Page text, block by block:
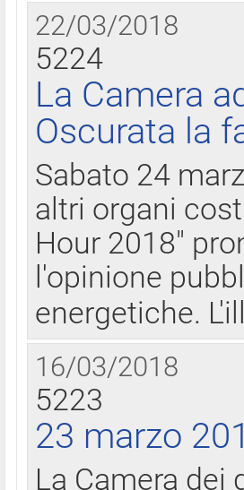
22/03/2018
5224
La Camera
Oscurata la
Sabato 24
altri organi
Hour 2018"
l'opinione
energetiche.
16/03/2018
5223
23 marzo
La Camera dei